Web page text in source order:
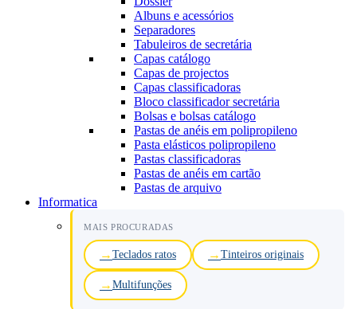
Albuns e acessórios
Separadores
Tabuleiros de secretária
Capas catálogo
Capas de projectos
Capas classificadoras
Bloco classificador secretária
Bolsas e bolsas catálogo
Pastas de anéis em polipropileno
Pasta elásticos polipropileno
Pastas classificadoras
Pastas de anéis em cartão
Pastas de arquivo
Informatica
MAIS PROCURADAS
Teclados ratos Tinteiros originais
Multifunções